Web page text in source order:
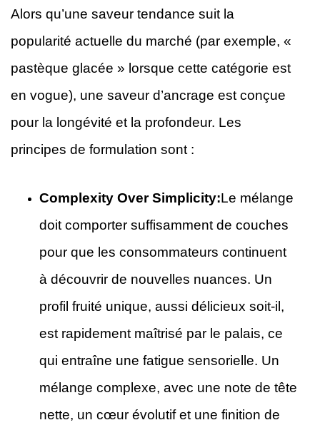
Alors qu’une saveur tendance suit la
popularité actuelle du marché (par exemple, «
pastèque glacée » lorsque cette catégorie est
en vogue), une saveur d’ancrage est conçue
pour la longévité et la profondeur. Les
principes de formulation sont :
Complexity Over Simplicity:Le mélange
doit comporter suffisamment de couches
pour que les consommateurs continuent
à découvrir de nouvelles nuances. Un
profil fruité unique, aussi délicieux soit-il,
est rapidement maîtrisé par le palais, ce
qui entraîne une fatigue sensorielle. Un
mélange complexe, avec une note de tête
nette, un cœur évolutif et une finition de